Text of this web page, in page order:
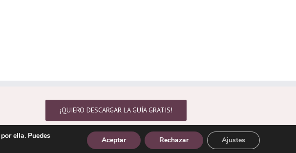
¡QUIERO DESCARGAR LA GUÍA GRATIS!
ella. Puedes
Aceptar Rechazar Ajustes